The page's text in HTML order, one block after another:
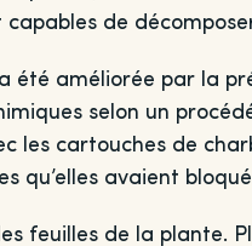
de
été améliorée par la
selon un
les cartouches de
qu’elles avaient
feuilles de la plante.